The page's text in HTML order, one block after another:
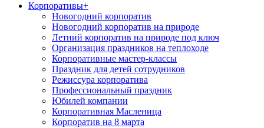
Корпоративы+
Новогодний корпоратив
Новогодний корпоратив на природе
Летний корпоратив на природе под ключ
Организация праздников на теплоходе
Корпоративные мастер-классы
Праздник для детей сотрудников
Режиссура корпоратива
Профессиональный праздник
Юбилей компании
Корпоративная Масленица
Корпоратив на 8 марта